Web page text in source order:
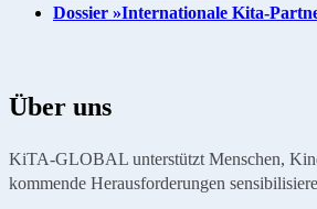
Dossier »Internationale Kita-
Über uns
KiTA-GLOBAL unterstützt Menschen,
kommende Herausforderungen